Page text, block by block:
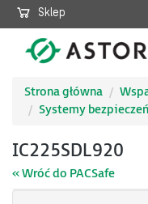
Sklep
Strona główna
Systemy
IC225SDL920
« Wróć do PACSafe